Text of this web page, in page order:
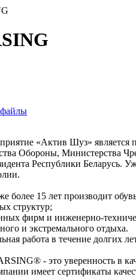
«Актив Шуз» является
Обороны, Министерства
Республики
более 15 лет производит
структур;
фирм и инженерно-
и экстремального отдыха.
работа в течение долгих
- это уверенность в
имеет сертификаты